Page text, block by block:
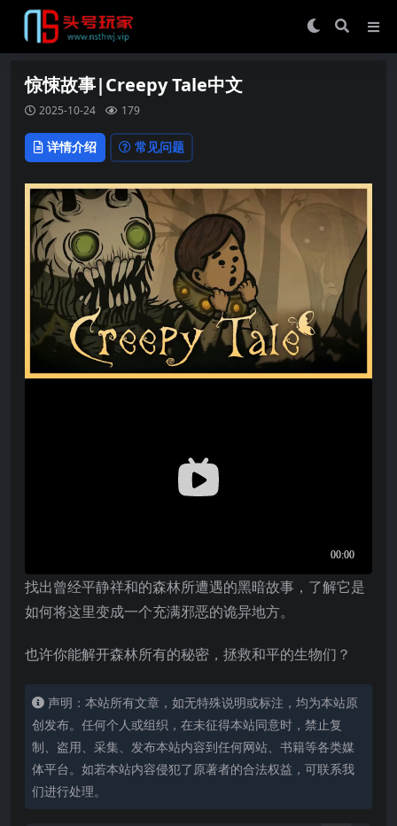
惊悚故事|Creepy Tale中文
2025-10-24 179
详情介绍 常见问题
找出曾经平静祥和的森林所遭遇的黑暗故事，了解它是
如何将这里变成一个充满邪恶的诡异地方。
也许你能解开森林所有的秘密，拯救和平的生物们？
声明：本站所有文章，如无特殊说明或标注，均为本站原
创发布。任何个人或组织，在未征得本站同意时，禁止复
制、盗用、采集、发布本站内容到任何网站、书籍等各类媒
体平台。如若本站内容侵犯了原著者的合法权益，可联系我
们进行处理。